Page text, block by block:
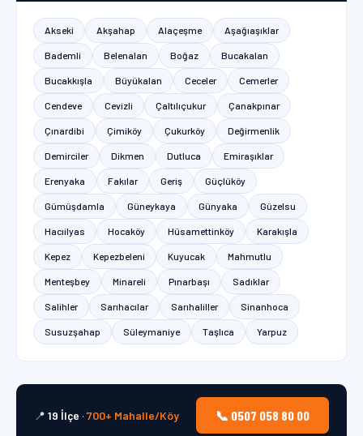
Akseki Akşahap Alaçeşme Aşağıaşıklar
Bademli Belenalan Boğaz Bucakalan
Bucakkışla Büyükalan Ceceler Cemerler
Cendeve Cevizli Çaltılıçukur Çanakpınar
Çınardibi Çimiköy Çukurköy Değirmenlik
Demirciler Dikmen Dutluca Emiraşıklar
Erenyaka Fakılar Geriş Güçlüköy
Gümüşdamla Güneykaya Günyaka Güzelsu
Hacıilyas Hocaköy Hüsamettinköy Karakışla
Kepez Kepezbeleni Kuyucak Mahmutlu
Menteşbey Minareli Pınarbaşı Sadıklar
Salihler Sarıhacılar Sarıhaliller Sinanhoca
Susuzşahap Süleymaniye Taşlıca Yarpuz
📍 19 İlçe · 700+ Mahalle/Köy 📞 0507 058 80 00